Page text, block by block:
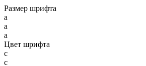
Размер шрифта
a
a
a
Цвет шрифта
c
c